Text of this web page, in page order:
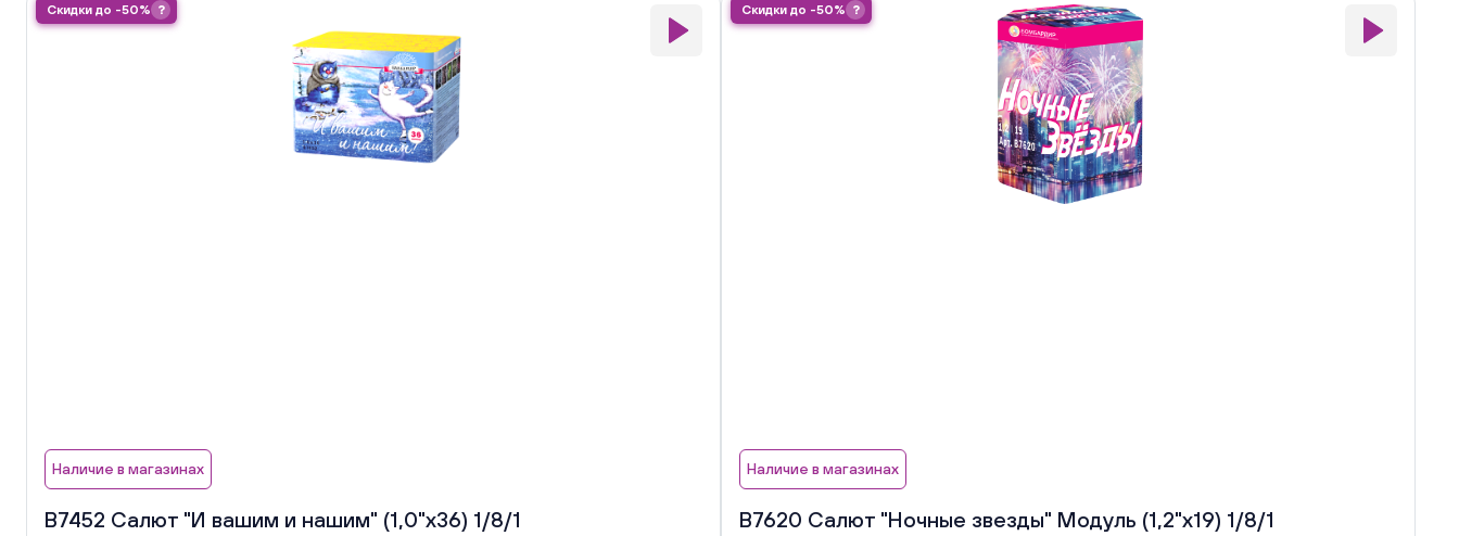
Скидки до -50% ?
Наличие в магазинах
В7452 Салют "И вашим и нашим" (1,0"х36) 1/8/1
Скидки до -50% ?
Наличие в магазинах
В7620 Салют "Ночные звезды" Модуль (1,2"х19) 1/8/1